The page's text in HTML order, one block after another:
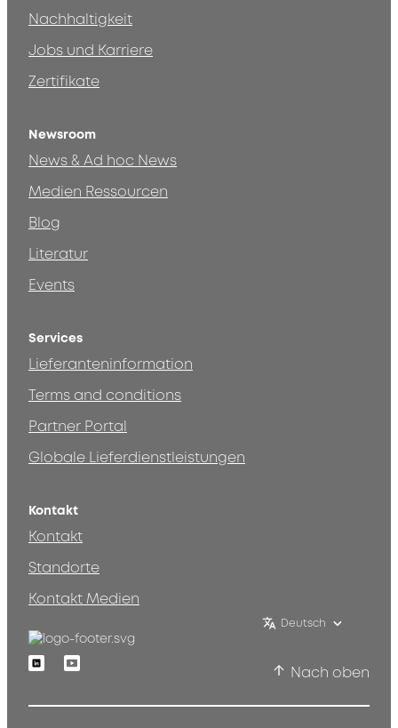
Nachhaltigkeit
Jobs und Karriere
Zertifikate
Newsroom
News & Ad hoc News
Medien Ressourcen
Blog
Literatur
Events
Services
Lieferanteninformation
Terms and conditions
Partner Portal
Globale Lieferdienstleistungen
Kontakt
Kontakt
Standorte
Kontakt Medien
Deutsch
LinkedinYoutube
Nach oben